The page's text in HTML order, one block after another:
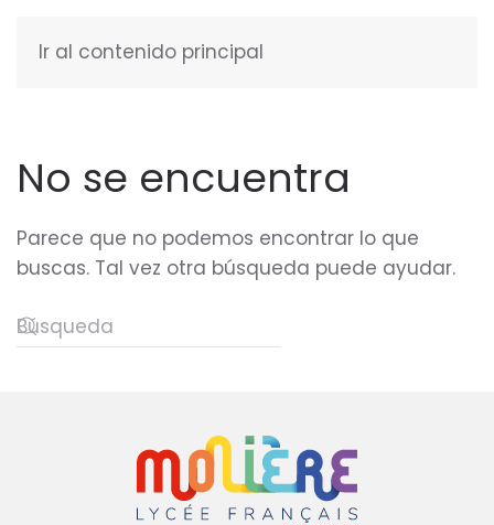
Ir al contenido principal
No se encuentra
Parece que no podemos encontrar lo que
buscas. Tal vez otra búsqueda puede ayudar.